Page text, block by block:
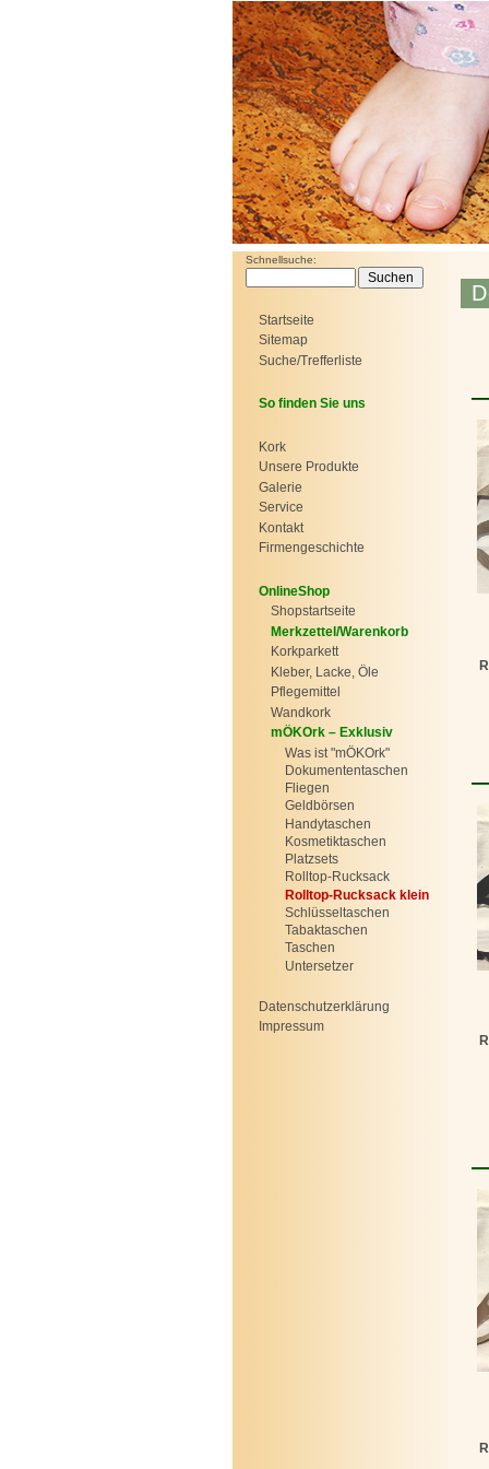
Schnellsuche:
Startseite
Sitemap
Suche/Trefferliste
So finden Sie uns
Kork
Unsere Produkte
Galerie
Service
Kontakt
Firmengeschichte
OnlineShop
Shopstartseite
Merkzettel/Warenkorb
Korkparkett
Kleber, Lacke, Öle
Pflegemittel
Wandkork
mÖKOrk – Exklusiv
Was ist "mÖKOrk"
Dokumententaschen
Fliegen
Geldbörsen
Handytaschen
Kosmetiktaschen
Platzsets
Rolltop-Rucksack
Rolltop-Rucksack klein
Schlüsseltaschen
Tabaktaschen
Taschen
Untersetzer
Datenschutzerklärung
Impressum